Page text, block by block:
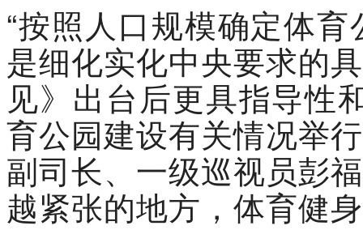
“按照人口规模确定体
是细化实化中央要求的
见》出台后更具指导性
育公园建设有关情况举
副司长、一级巡视员彭
越紧张的地方，体育健